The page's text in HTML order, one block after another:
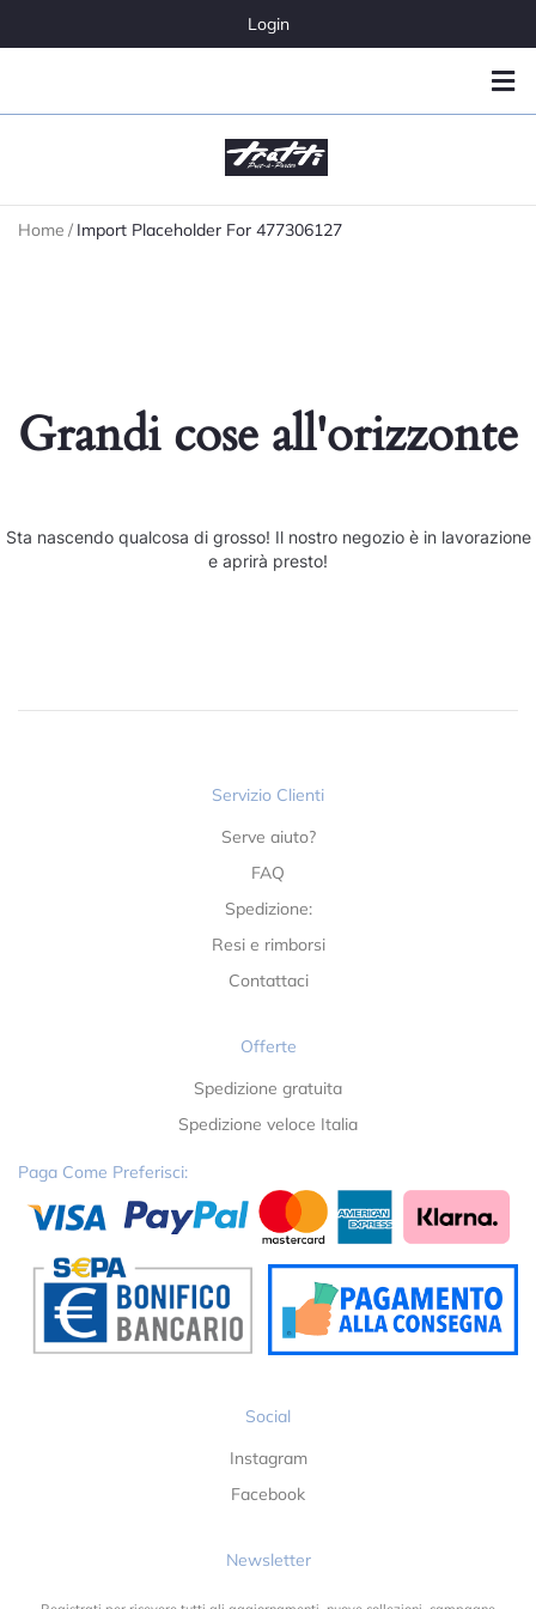
Login
Home / Import Placeholder For 477306127
Grandi cose all'orizzonte
Sta nascendo qualcosa di grosso! Il nostro negozio è in lavorazione
e aprirà presto!
Servizio Clienti
Serve aiuto?
FAQ
Spedizione:
Resi e rimborsi
Contattaci
Offerte
Spedizione gratuita
Spedizione veloce Italia
Paga Come Preferisci:
Social
Instagram
Facebook
Newsletter